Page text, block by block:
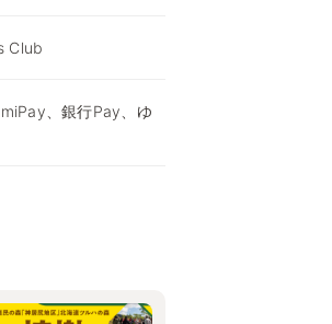
Club
、銀行Pay、ゆ